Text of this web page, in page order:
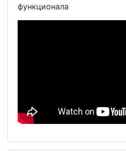
функционала